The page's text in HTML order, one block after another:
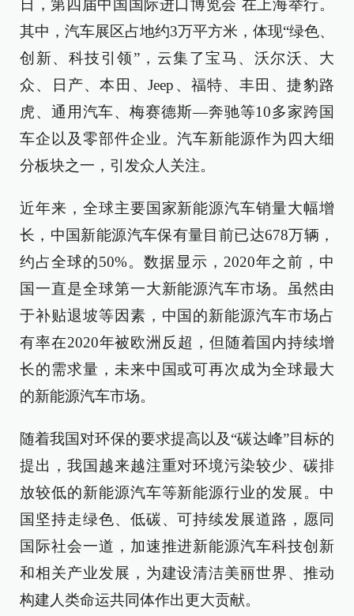
日，第四届中国国际进口博览会 在上海举行。
其中，汽车展区占地约3万平方米，体现“绿色、
创新、科技引领”，云集了宝马、沃尔沃、大
众、日产、本田、Jeep、福特、丰田、捷豹路
虎、通用汽车、梅赛德斯—奔驰等10多家跨国
车企以及零部件企业。汽车新能源作为四大细
分板块之一，引发众人关注。
近年来，全球主要国家新能源汽车销量大幅增
长，中国新能源汽车保有量目前已达678万辆，
约占全球的50%。数据显示，2020年之前，中
国一直是全球第一大新能源汽车市场。虽然由
于补贴退坡等因素，中国的新能源汽车市场占
有率在2020年被欧洲反超，但随着国内持续增
长的需求量，未来中国或可再次成为全球最大
的新能源汽车市场。
随着我国对环保的要求提高以及“碳达峰”目标的
提出，我国越来越注重对环境污染较少、碳排
放较低的新能源汽车等新能源行业的发展。中
国坚持走绿色、低碳、可持续发展道路，愿同
国际社会一道，加速推进新能源汽车科技创新
和相关产业发展，为建设清洁美丽世界、推动
构建人类命运共同体作出更大贡献。